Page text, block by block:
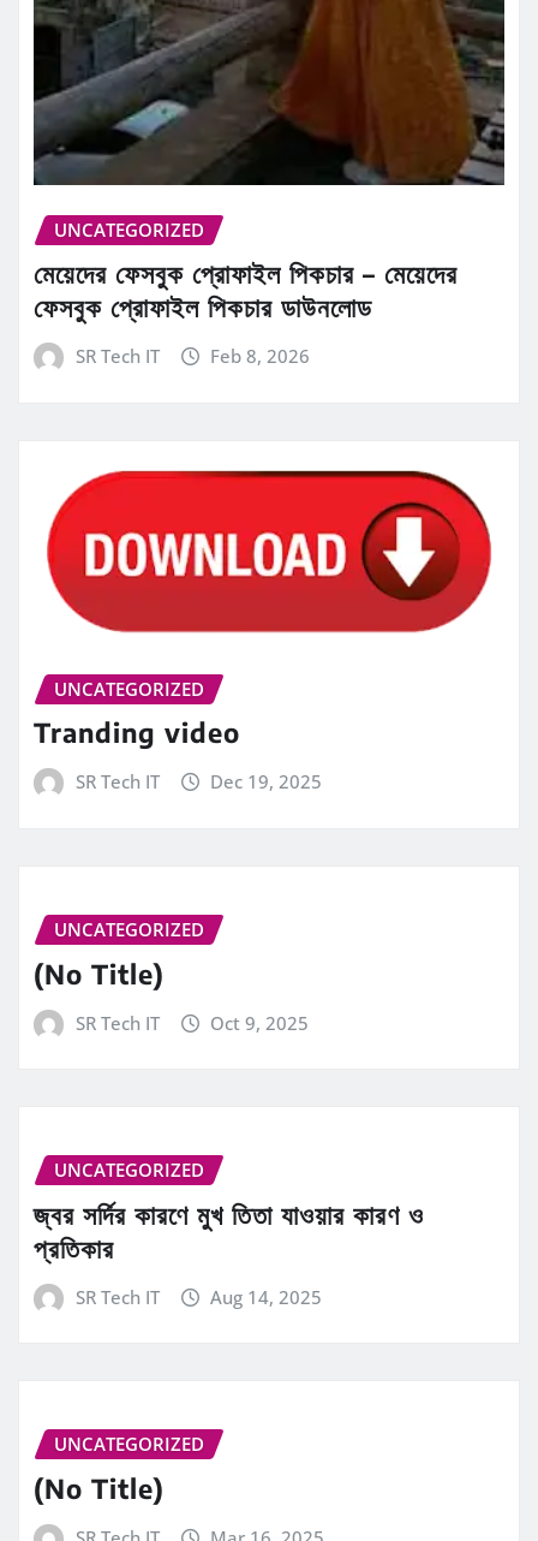
UNCATEGORIZED
মেয়েদের ফেসবুক প্রোফাইল পিকচার – মেয়েদের
ফেসবুক প্রোফাইল পিকচার ডাউনলোড
SR Tech IT Feb 8, 2026
UNCATEGORIZED
Tranding video
SR Tech IT Dec 19, 2025
UNCATEGORIZED
(No Title)
SR Tech IT Oct 9, 2025
UNCATEGORIZED
জ্বর সর্দির কারণে মুখ তিতা যাওয়ার কারণ ও
প্রতিকার
SR Tech IT Aug 14, 2025
UNCATEGORIZED
(No Title)